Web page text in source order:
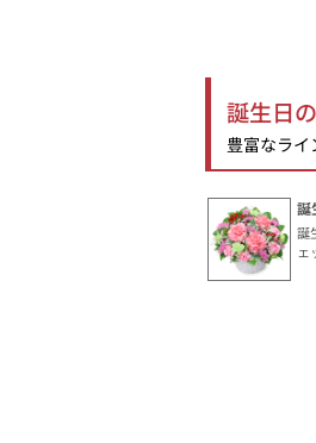
誕生日
豊富なライ
誕
誕
ェ